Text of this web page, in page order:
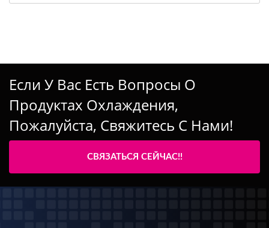
Если У Вас Есть Вопросы О
Продуктах Охлаждения,
Пожалуйста, Свяжитесь С Нами!
СВЯЗАТЬСЯ СЕЙЧАС!!